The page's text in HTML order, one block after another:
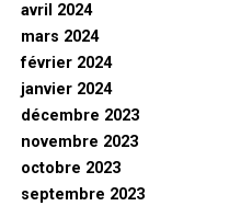
avril 2024
mars 2024
février 2024
janvier 2024
décembre 2023
novembre 2023
octobre 2023
septembre 2023